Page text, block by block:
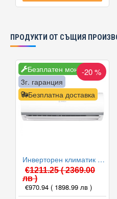
ПРОДУКТИ ОТ СЪЩИЯ
Безплатен монтаж
Безплатна доставка
3г. гаранция
-20 %
Инверторен климатик Bosch CL2000U W 53 E/CL2000 53 E Climate 2000, 18000 BTU, Клас A++
€1211.25( 2369.00
лв )
€970.94 ( 1898.99 лв )